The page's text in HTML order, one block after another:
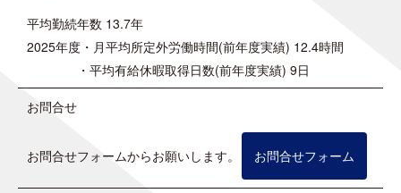
平均勤続年数 13.7年
2025年度・月平均所定外労働時間(前年度実績) 12.4時間
・平均有給休暇取得日数(前年度実績) 9日
お問合せ
お問合せフォームからお願いします。 お問合せフォーム